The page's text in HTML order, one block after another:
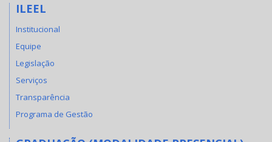
ILEEL
Institucional
Equipe
Legislação
Serviços
Transparência
Programa de Gestão